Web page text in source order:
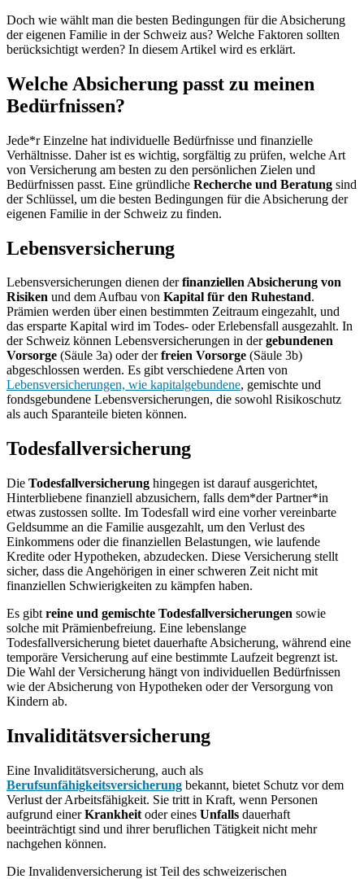
Doch wie wählt man die besten Bedingungen für die Absicherung
der eigenen Familie in der Schweiz aus? Welche Faktoren sollten
berücksichtigt werden? In diesem Artikel wird es erklärt.
Welche Absicherung passt zu meinen
Bedürfnissen?
Jede*r Einzelne hat individuelle Bedürfnisse und finanzielle
Verhältnisse. Daher ist es wichtig, sorgfältig zu prüfen, welche Art
von Versicherung am besten zu den persönlichen Zielen und
Bedürfnissen passt. Eine gründliche Recherche und Beratung sind
der Schlüssel, um die besten Bedingungen für die Absicherung der
eigenen Familie in der Schweiz zu finden.
Lebensversicherung
Lebensversicherungen dienen derfinanziellen Absicherung von
Risiken und dem Aufbau von Kapital für den Ruhestand.
Prämien werden über einen bestimmten Zeitraum eingezahlt, und
das ersparte Kapital wird im Todes- oder Erlebensfall ausgezahlt. In
der Schweiz können Lebensversicherungen in dergebundenen
Vorsorge (Säule 3a) oder derfreien Vorsorge (Säule 3b)
abgeschlossen werden. Es gibt verschiedene Arten von
Lebensversicherungen, wie kapitalgebundene, gemischte und
fondsgebundene Lebensversicherungen, die sowohl Risikoschutz
als auch Sparanteile bieten können.
Todesfallversicherung
Die Todesfallversicherung hingegen ist darauf ausgerichtet,
Hinterbliebene finanziell abzusichern, falls dem*der Partner*in
etwas zustossen sollte. Im Todesfall wird eine vorher vereinbarte
Geldsumme an die Familie ausgezahlt, um den Verlust des
Einkommens oder die finanziellen Belastungen, wie laufende
Kredite oder Hypotheken, abzudecken. Diese Versicherung stellt
sicher, dass die Angehörigen in einer schweren Zeit nicht mit
finanziellen Schwierigkeiten zu kämpfen haben.
Es gibt reine und gemischte Todesfallversicherungen sowie
solche mit Prämienbefreiung. Eine lebenslange
Todesfallversicherung bietet dauerhafte Absicherung, während eine
temporäre Versicherung auf eine bestimmte Laufzeit begrenzt ist.
Die Wahl der Versicherung hängt von individuellen Bedürfnissen
wie der Absicherung von Hypotheken oder der Versorgung von
Kindern ab.
Invaliditätsversicherung
Eine Invaliditätsversicherung, auch als
Berufsunfähigkeitsversicherung bekannt, bietet Schutz vor dem
Verlust der Arbeitsfähigkeit. Sie tritt in Kraft, wenn Personen
aufgrund einerKrankheit oder eines Unfalls dauerhaft
beeinträchtigt sind und ihrer beruflichen Tätigkeit nicht mehr
nachgehen können.
Die Invalidenversicherung ist Teil des schweizerischen